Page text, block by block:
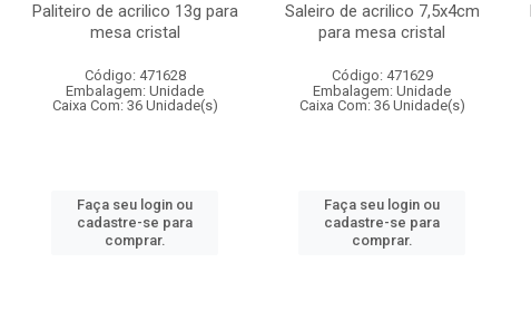
Paliteiro de acrilico 13g para
mesa cristal
Código: 471628
Embalagem: Unidade
Caixa Com: 36 Unidade(s)
Faça seu login ou
cadastre-se para
comprar.
Saleiro de acrilico 7,5x4cm
para mesa cristal
Código: 471629
Embalagem: Unidade
Caixa Com: 36 Unidade(s)
Faça seu login ou
cadastre-se para
comprar.